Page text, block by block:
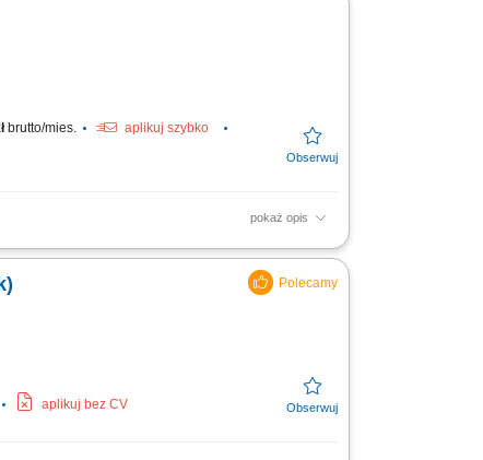
brutto/mies.
aplikuj szybko
pokaż opis
Dbanie o właściwą ekspozycję
aplikuj bez CV